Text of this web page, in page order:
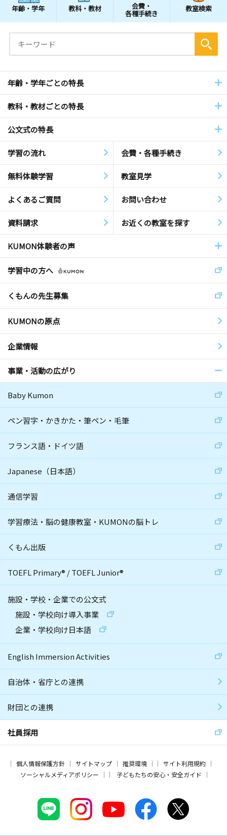
年齢・学年 教科・教材 会費・
各種手続き
教室検索
年齢・学年ごとの特長
教科・教材ごとの特長
公文式の特長
学習の流れ 会費・各種手続き
無料体験学習 教室見学
よくあるご質問 お問い合わせ
資料請求 お近くの教室を探す
KUMON体験者の声
学習中の方へ
くもんの先生募集
KUMONの原点
企業情報
事業・活動の広がり
Baby Kumon
ペン習字・かきかた・筆ペン・毛筆
フランス語・ドイツ語
Japanese（日本語）
通信学習
学習療法・脳の健康教室・KUMONの脳トレ
くもん出版
TOEFL Primary® /TOEFL Junior®
施設・学校・企業での公文式
施設・学校向け導入事業
企業・学校向け日本語
English Immersion Activities
自治体・省庁との連携
財団との連携
社員採用
個人情報保護方針 サイトマップ 推奨環境
サイト利用規約
ソーシャルメディアポリシー
子どもたちの安心・安全ガイド